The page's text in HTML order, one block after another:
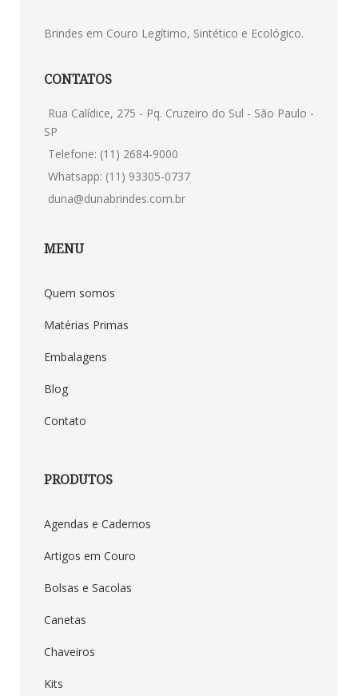
Brindes em Couro Legítimo, Sintético e Ecológico.
CONTATOS
Rua Calídice, 275 - Pq. Cruzeiro do Sul - São Paulo -
SP
Telefone: (11) 2684-9000
Whatsapp: (11) 93305-0737
duna@dunabrindes.com.br
MENU
Quem somos
Matérias Primas
Embalagens
Blog
Contato
PRODUTOS
Agendas e Cadernos
Artigos em Couro
Bolsas e Sacolas
Canetas
Chaveiros
Kits